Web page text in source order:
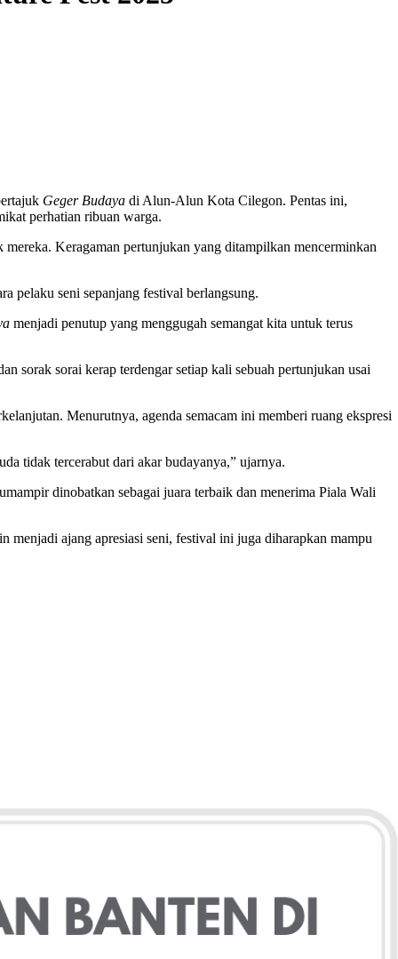
Geger Budaya di Alun-Alun Kota Cilegon. Pentas ini,
perhatian ribuan warga.
Keragaman pertunjukan yang ditampilkan mencerminkan
pelaku seni sepanjang festival berlangsung.
menjadi penutup yang menggugah semangat kita untuk terus
sorak sorai kerap terdengar setiap kali sebuah pertunjukan usai
Menurutnya, agenda semacam ini memberi ruang ekspresi
tidak tercerabut dari akar budayanya,” ujarnya.
dinobatkan sebagai juara terbaik dan menerima Piala Wali
menjadi ajang apresiasi seni, festival ini juga diharapkan mampu